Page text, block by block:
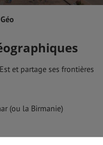
et partage ses frontières
(ou la Birmanie)